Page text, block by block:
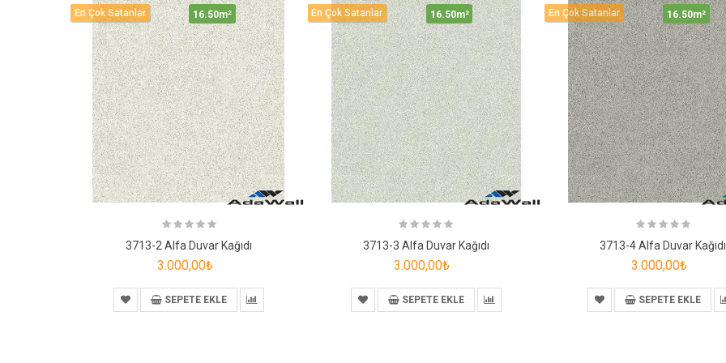
En Çok Satanlar 16.50m²
3713-2 Alfa Duvar Kağıdı
3.000,00₺
SEPETE EKLE
En Çok Satanlar 16.50m²
3713-3 Alfa Duvar Kağıdı
3.000,00₺
SEPETE EKLE
En Çok Satanlar 16.50m²
3713-4 Alfa Duvar Kağıdı
3.000,00₺
SEPETE EKLE